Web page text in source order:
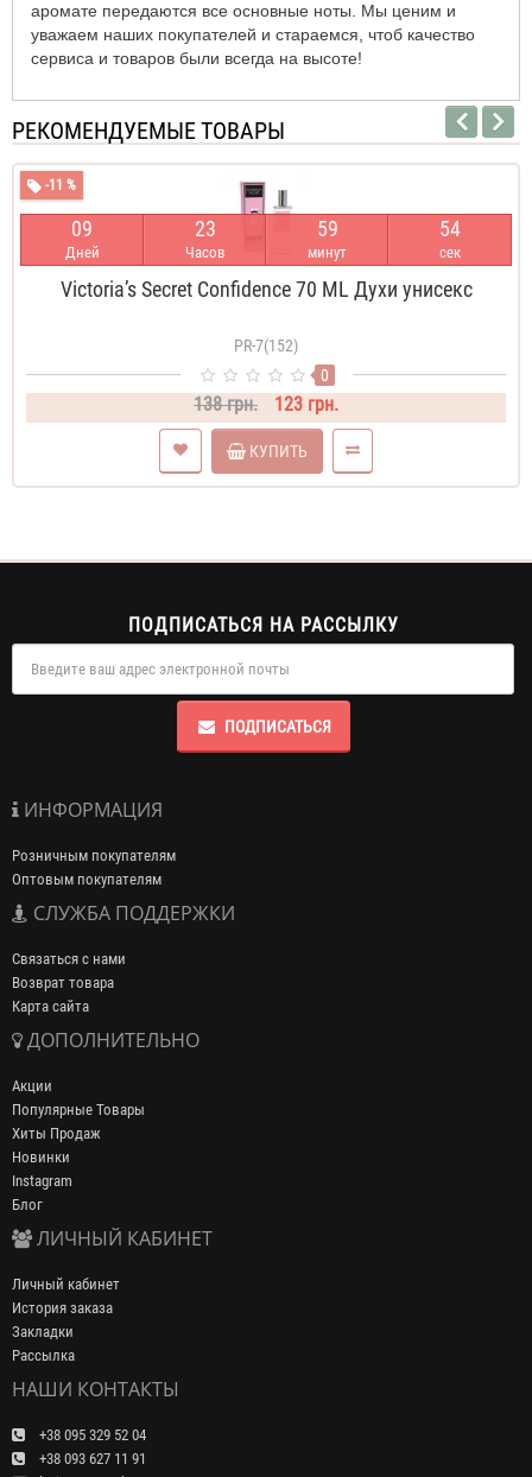
аромате передаются все основные ноты. Мы ценим и
уважаем наших покупателей и стараемся, чтоб качество
сервиса и товаров были всегда на высоте!
РЕКОМЕНДУЕМЫЕ ТОВАРЫ
-11 %
09
Дней
23
Часов
59
минут
54
сек
Victoria’s Secret Confidence 70 ML Духи унисекс
PR-7(152)
0
138 грн. 123 грн.
КУПИТЬ
ПОДПИСАТЬСЯ НА РАССЫЛКУ
ПОДПИСАТЬСЯ
ИНФОРМАЦИЯ
Розничным покупателям
Оптовым покупателям
СЛУЖБА ПОДДЕРЖКИ
Связаться с нами
Возврат товара
Карта сайта
ДОПОЛНИТЕЛЬНО
Акции
Популярные Товары
Хиты Продаж
Новинки
Instagram
Блог
ЛИЧНЫЙ КАБИНЕТ
Личный кабинет
История заказа
Закладки
Рассылка
НАШИ КОНТАКТЫ
+38 095 329 52 04
+38 093 627 11 91